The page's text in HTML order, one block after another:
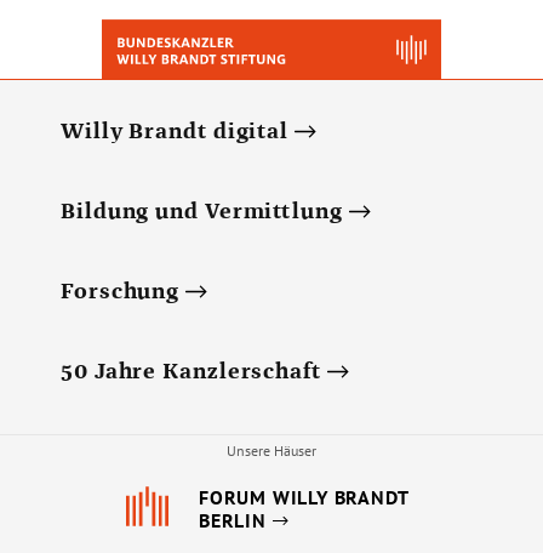
Willy Brandt digital
Bildung und Vermittlung
Forschung
50 Jahre Kanzlerschaft
Unsere Häuser
FORUM WILLY BRANDT
BERLIN